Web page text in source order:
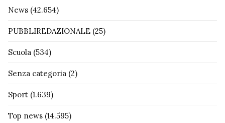
News (42.654)
PUBBLIREDAZIONALE (25)
Scuola (534)
Senza categoria (2)
Sport (1.639)
Top news (14.595)